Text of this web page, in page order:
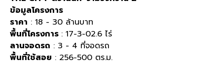
ข้อมูลโครงการ
ราคา : 18 - 30 ล้านบาท
พื้นที่โครงการ : 17-3-02.6 ไร่
ลานจอดรถ : 3 - 4 ที่จอดรถ
พื้นที่ใช้สอย : 256-500 ตร.ม.